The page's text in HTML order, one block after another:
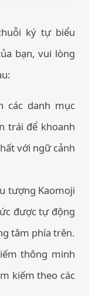
ký tự biểu
bạn, vui lòng
các danh mục
trái để khoanh
với ngữ cảnh
tượng Kaomoji
được tự động
tâm phía trên.
thông minh
kiếm theo các